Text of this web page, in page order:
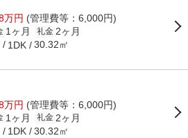
万円 (管理費等：6,000円)
1ヶ月 礼金 2ヶ月
1DK 30.32㎡
万円 (管理費等：6,000円)
1ヶ月 礼金 2ヶ月
1DK 30.32㎡